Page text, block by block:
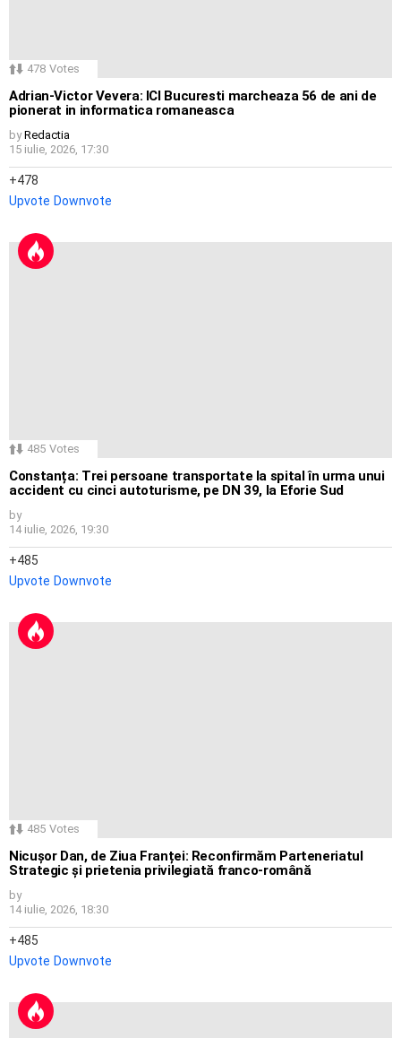
478 Votes
Adrian-Victor Vevera: ICI Bucuresti marcheaza 56 de ani de
pionerat in informatica romaneasca
by Redactia
15 iulie, 2026, 17:30
478
Upvote Downvote
485 Votes
Constanța: Trei persoane transportate la spital în urma unui
accident cu cinci autoturisme, pe DN 39, la Eforie Sud
by
14 iulie, 2026, 19:30
485
Upvote Downvote
485 Votes
Nicușor Dan, de Ziua Franței: Reconfirmăm Parteneriatul
Strategic și prietenia privilegiată franco-română
by
14 iulie, 2026, 18:30
485
Upvote Downvote